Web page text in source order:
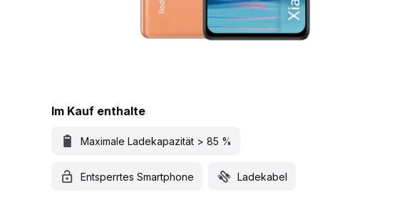
Im Kauf enthalte
Maximale Ladekapazität > 85 %
Entsperrtes Smartphone Ladekabel